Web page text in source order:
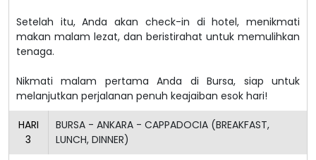
Setelah itu, Anda akan check-in di hotel, menikmati
makan malam lezat, dan beristirahat untuk memulihkan
tenaga.
Nikmati malam pertama Anda di Bursa, siap untuk
melanjutkan perjalanan penuh keajaiban esok hari!
HARI
3
BURSA - ANKARA - CAPPADOCIA (BREAKFAST,
LUNCH, DINNER)